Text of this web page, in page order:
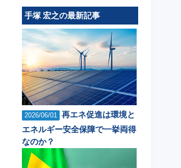
手塚 宏之の最新記事
2026/06/01
再エネ促進は環境と
エネルギー安全保障で一挙両得
なのか？